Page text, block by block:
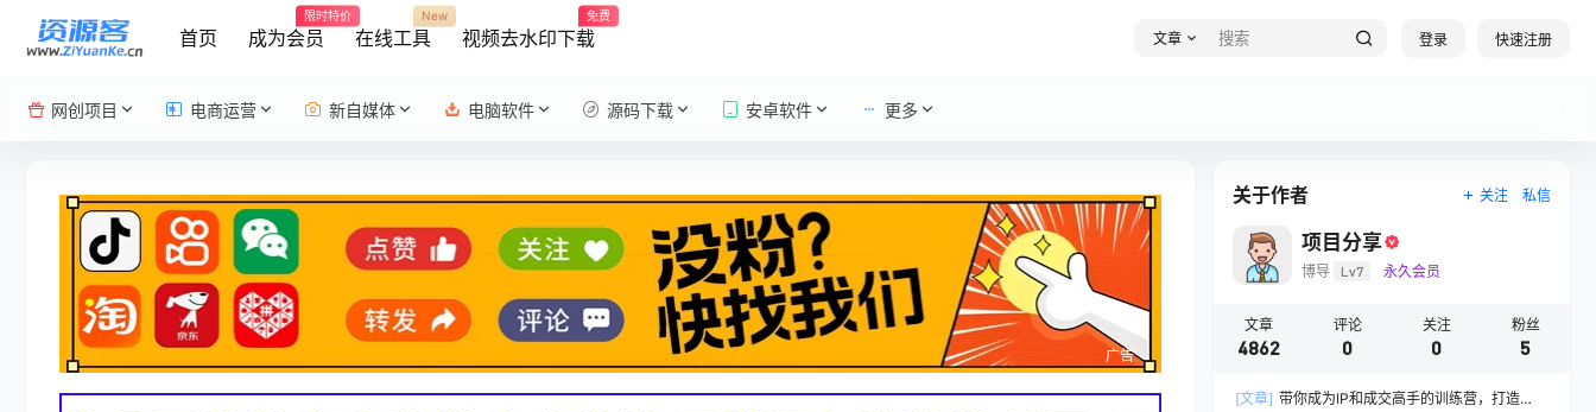
首页 成为会员
限时特价
在线工具
New
视频去水印下载
免费
文章 登录 快速注册
网创项目 电商运营 新自媒体 电脑软件 源码下载 安卓软件 更多
广告
关于作者 关注 私信
项目分享
博导 Lv7 永久会员
文章
4862
评论
0
关注
0
粉丝
5
[文章] 带你成为IP和成交高手的训练营，打造